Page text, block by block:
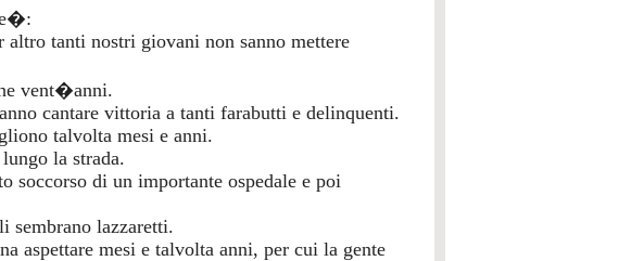
tanti nostri giovani non sanno mettere
vent�anni.
cantare vittoria a tanti farabutti e delinquenti.
talvolta mesi e anni.
la strada.
soccorso di un importante ospedale e poi
sembrano lazzaretti.
aspettare mesi e talvolta anni, per cui la gente